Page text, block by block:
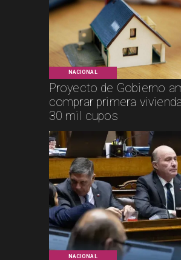
NACIONAL
Proyecto de Gobierno
comprar primera
30 mil cupos
NACIONAL